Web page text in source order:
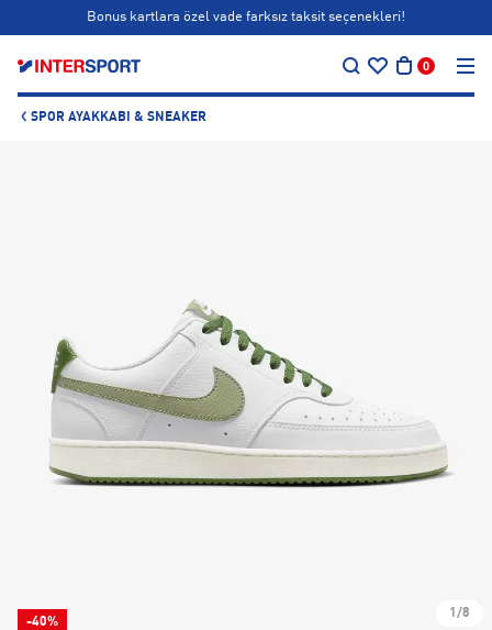
Bonus kartlara özel vade farksız taksit seçenekleri!
0
SPOR AYAKKABI & SNEAKER
-40%
1/8